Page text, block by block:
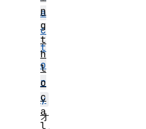
a
c
t
o
r
y
オ
n
g
t
h
l
o
c
a
l